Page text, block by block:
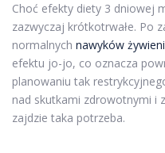
Choć efekty diety 3 dniowej
zazwyczaj krótkotrwałe. Po
normalnych nawyków
efektu jo-jo, co oznacza
planowaniu tak
nad skutkami zdrowotnymi i
zajdzie taka potrzeba.